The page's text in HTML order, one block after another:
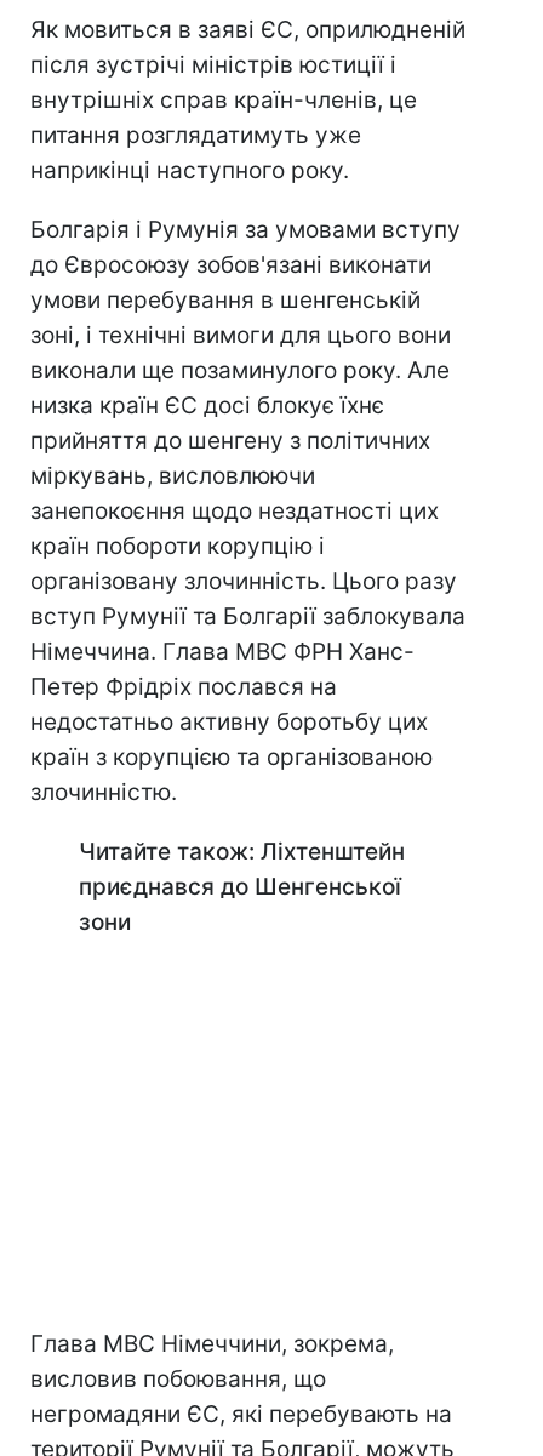
Як мовиться в заяві ЄС, оприлюдненій
після зустрічі міністрів юстиції і
внутрішніх справ країн-членів, це
питання розглядатимуть уже
наприкінці наступного року.
Болгарія і Румунія за умовами вступу
до Євросоюзу зобов'язані виконати
умови перебування в шенгенській
зоні, і технічні вимоги для цього вони
виконали ще позаминулого року. Але
низка країн ЄС досі блокує їхнє
прийняття до шенгену з політичних
міркувань, висловлюючи
занепокоєння щодо нездатності цих
країн побороти корупцію і
організовану злочинність. Цього разу
вступ Румунії та Болгарії заблокувала
Німеччина. Глава МВС ФРН Ханс-
Петер Фрідріх послався на
недостатньо активну боротьбу цих
країн з корупцією та організованою
злочинністю.
Читайте також: Ліхтенштейн
приєднався до Шенгенської
зони
Глава МВС Німеччини, зокрема,
висловив побоювання, що
негромадяни ЄС, які перебувають на
території Румунії та Болгарії, можуть